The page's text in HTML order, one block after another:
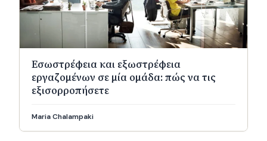
Εσωστρέφεια και εξωστρέφεια
εργαζομένων σε μία ομάδα: πώς να τις
εξισορροπήσετε
Maria Chalampaki